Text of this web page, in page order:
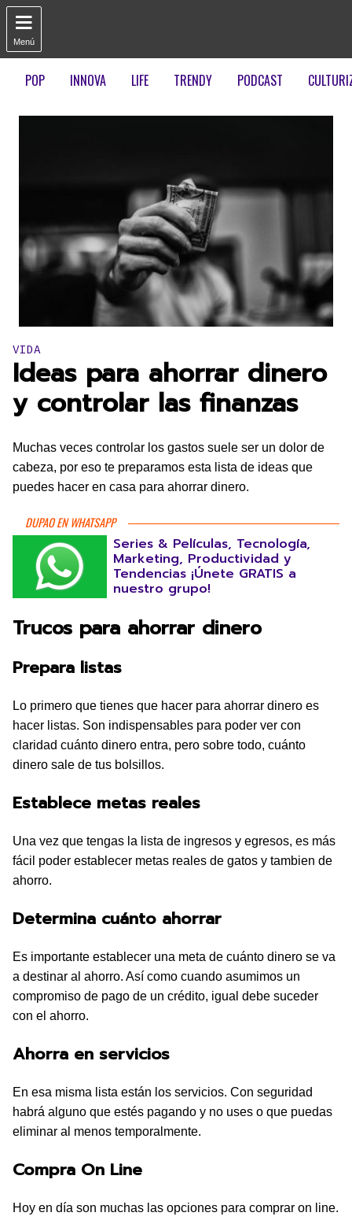

Menú
POP INNOVA LIFE TRENDY PODCAST
Publicado en:
VIDA
Ideas para ahorrar dinero
y controlar las finanzas
Muchas veces controlar los gastos suele ser un dolor de
cabeza, por eso te preparamos esta lista de ideas que
puedes hacer en casa para ahorrar dinero.
DUPAO EN WHATSAPP
Series & Películas, Tecnología,
Marketing, Productividad y
Tendencias ¡Únete GRATIS a
nuestro grupo!
Trucos para ahorrar dinero
Prepara listas
Lo primero que tienes que hacer para ahorrar dinero es
hacer listas. Son indispensables para poder ver con
claridad cuánto dinero entra, pero sobre todo, cuánto
dinero sale de tus bolsillos.
Establece metas reales
Una vez que tengas la lista de ingresos y egresos, es más
fácil poder establecer metas reales de gatos y tambien de
ahorro.
Determina cuánto ahorrar
Es importante establecer una meta de cuánto dinero se va
a destinar al ahorro. Así como cuando asumimos un
compromiso de pago de un crédito, igual debe suceder
con el ahorro.
Ahorra en servicios
En esa misma lista están los servicios. Con seguridad
habrá alguno que estés pagando y no uses o que puedas
eliminar al menos temporalmente.
Compra On Line
Hoy en día son muchas las opciones para comprar on line.